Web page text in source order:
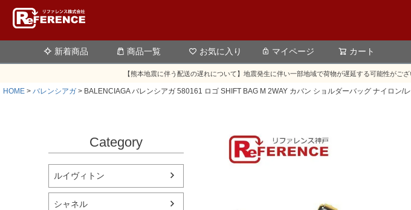
新着商品 商品一覧 お気に入り マイページ カート
【熊本地震に伴う配送の遅れについて】地震発生に伴い一部地域で荷物が遅延する可能性がご
HOME バレンシアガ BALENCIAGA バレンシアガ 580161 ロゴ SHIFT BAG M 2WAY カバン ショルダーバッグ ナイロン/
Category
ルイヴィトン
シャネル